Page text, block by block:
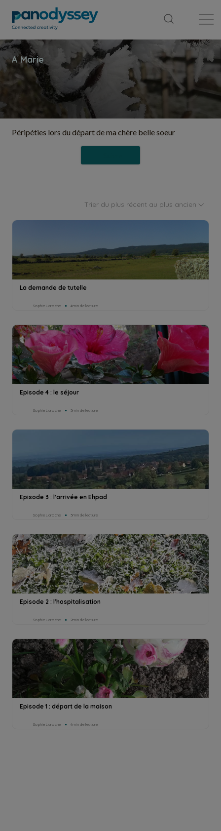
Péripéties lors du départ de ma chère belle soeur
Trier du plus récent au plus ancien
La demande de tutelle
Sophie Laroche 4min de lecture
Episode 4 : le séjour
Sophie Laroche 3min de lecture
Episode 3 : l'arrivée en Ehpad
Sophie Laroche 3min de lecture
Episode 2 : l'hospitalisation
Sophie Laroche 2min de lecture
Episode 1 : départ de la maison
Sophie Laroche 4min de lecture